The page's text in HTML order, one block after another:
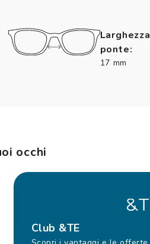
Larghezza
ponte:
17 mm
occhi
Club &TE